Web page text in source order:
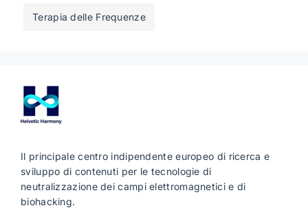
Terapia delle Frequenze
Il principale centro indipendente europeo di ricerca e
sviluppo di contenuti per le tecnologie di
neutralizzazione dei campi elettromagnetici e di
biohacking.